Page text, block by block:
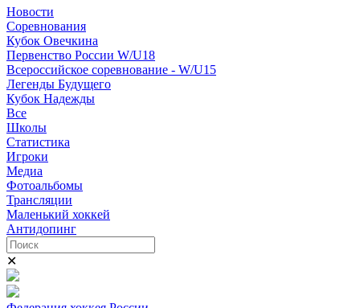
Новости
Соревнования
Кубок Овечкина
Первенство России W/U18
Всероссийское соревнование - W/U15
Легенды Будущего
Кубок Надежды
Все
Школы
Статистика
Игроки
Медиа
Фотоальбомы
Трансляции
Маленький хоккей
Антидопинг
✕